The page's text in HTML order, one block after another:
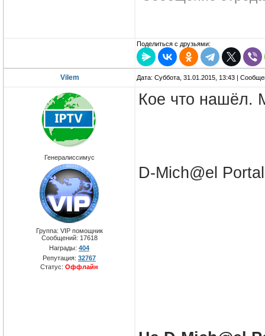
Поделиться с друзьями:
Vilem Дата: Суббота, 31.01.2015, 13:43 |
Генералиссимус
Группа: VIP помощник
Сообщений: 17618
Награды: 404
Репутация: 32767
Статус: Оффлайн
Кое что нашёл.
D-Mich@el